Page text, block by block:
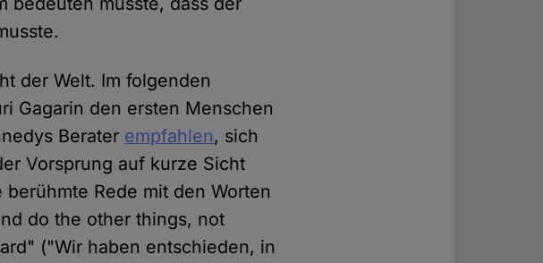
der Welt. Im folgenden
Gagarin den ersten Menschen
Berater empfahlen, sich
Vorsprung auf kurze Sicht
Rede mit den Worten
do the other things, not
("Wir haben entschieden, in